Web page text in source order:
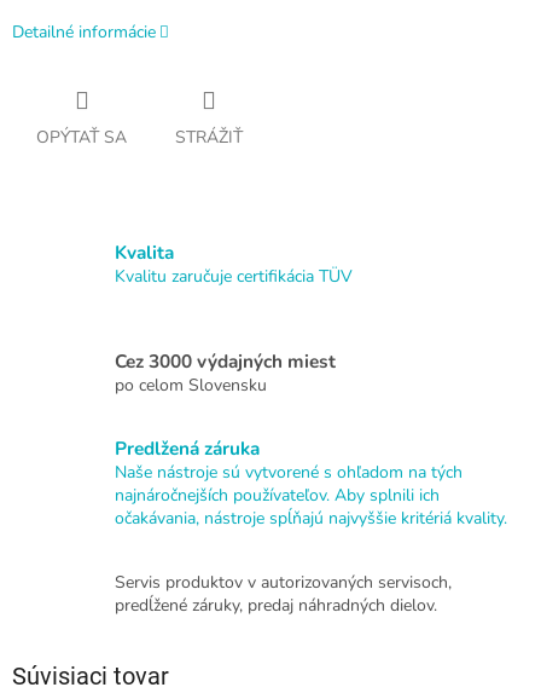
Detailné informácie
OPÝTAŤ SA STRÁŽIŤ
Kvalita
Kvalitu zaručuje certifikácia TÜV
Cez 3000 výdajných miest
po celom Slovensku
Predlžená záruka
Naše nástroje sú vytvorené s ohľadom na tých
najnáročnejších používateľov. Aby splnili ich
očakávania, nástroje spĺňajú najvyššie kritériá kvality.
Servis produktov v autorizovaných servisoch,
predĺžené záruky, predaj náhradných dielov.
Súvisiaci tovar